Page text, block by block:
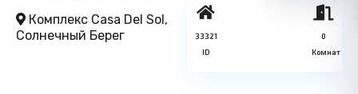
Комплекс Casa Del Sol,
Солнечный Берег
33321
ID
0
Комнат